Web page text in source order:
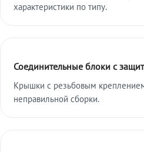
характеристики по типу.
Соединительные блоки с
Крышки с резьбовым
неправильной сборки.